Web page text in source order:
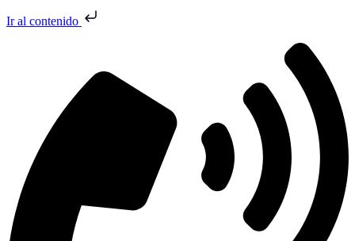
Ir al contenido